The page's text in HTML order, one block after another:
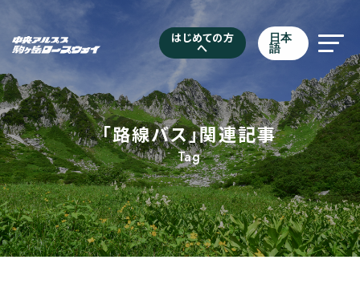
はじめての方
へ
日本
語
「路線バス」関連記事
Tag